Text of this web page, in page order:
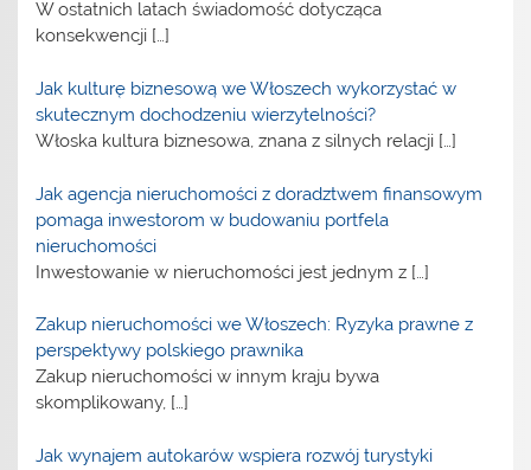
W ostatnich latach świadomość dotycząca
konsekwencji […]
Jak kulturę biznesową we Włoszech wykorzystać w
skutecznym dochodzeniu wierzytelności?
Włoska kultura biznesowa, znana z silnych relacji […]
Jak agencja nieruchomości z doradztwem finansowym
pomaga inwestorom w budowaniu portfela
nieruchomości
Inwestowanie w nieruchomości jest jednym z […]
Zakup nieruchomości we Włoszech: Ryzyka prawne z
perspektywy polskiego prawnika
Zakup nieruchomości w innym kraju bywa
skomplikowany, […]
Jak wynajem autokarów wspiera rozwój turystyki